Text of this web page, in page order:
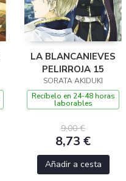
LA BLANCANIEVES
PELIRROJA 15
SORATA AKIDUKI
Recíbelo en 24-48 horas
laborables
9,00 €
8,73 €
Añadir a cesta